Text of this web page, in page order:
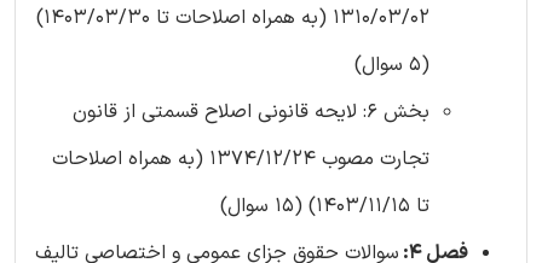
1310/03/02 (به همراه اصلاحات تا 1403/03/30)
(5 سوال)
بخش 6: لایحه قانونی اصلاح قسمتی از قانون
تجارت مصوب 1374/12/24 (به همراه اصلاحات
تا 1403/11/15) (15 سوال)
فصل 4:
سوالات حقوق جزای عمومی و اختصاصی تالیف